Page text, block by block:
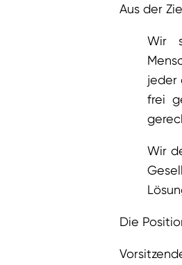
Aus der
Wir
jeder
frei
Wir
Die